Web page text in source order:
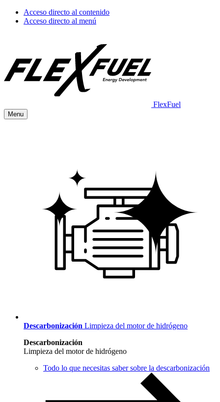
Acceso directo al contenido
Acceso directo al menú
FlexFuel
Menu
Descarbonización Limpieza del motor de hidrógeno
Descarbonización
Limpieza del motor de hidrógeno
Todo lo que necesitas saber sobre la descarbonización